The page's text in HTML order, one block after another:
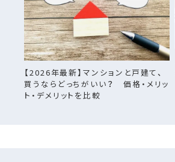
【2026年最新】マンションと戸建て、
買うならどっちがいい？ 価格・メリッ
ト・デメリットを比較